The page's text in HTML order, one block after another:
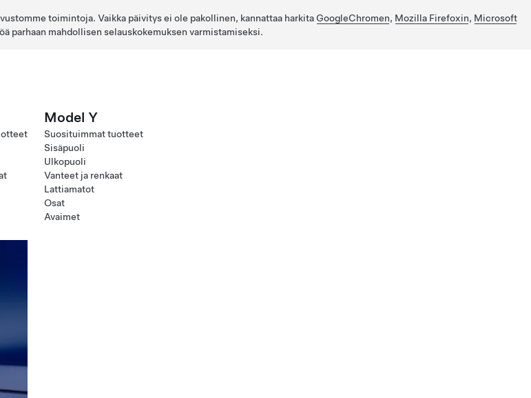
toimintoja. Vaikka päivitys ei ole pakollinen, kannattaa harkita GoogleChromen, Mozilla Firefoxin, Microsoft
parhaan mahdollisen selauskokemuksen varmistamiseksi.
Model Y
Suosituimmat tuotteet
Sisäpuoli
Ulkopuoli
Vanteet ja renkaat
Lattiamatot
Osat
Avaimet